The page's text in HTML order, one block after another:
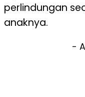
perlindungan
anaknya.
-